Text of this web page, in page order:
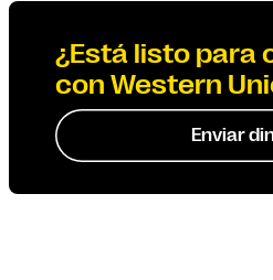
¿Está listo para
con Western
Enviar